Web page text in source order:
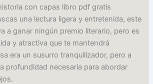
con capas libro pdf gratis
una lectura ligera y entretenida, este
a ganar ningún premio literario, pero es
y atractiva que te mantendrá
era un susurro tranquilizador, pero a
profundidad necesaria para abordar